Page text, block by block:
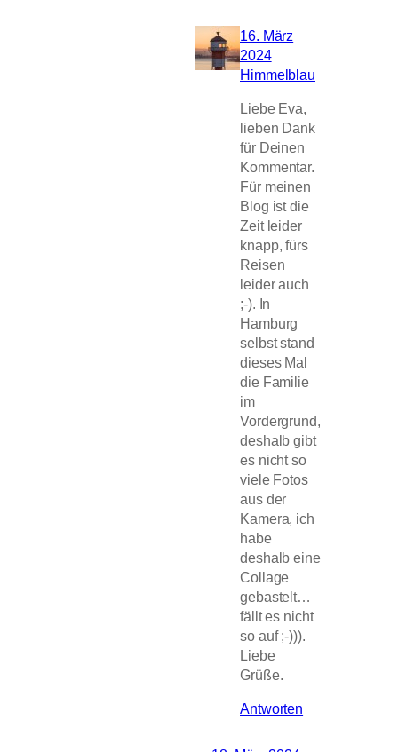
16. März
2024
Himmelblau
Liebe Eva,
lieben Dank
für Deinen
Kommentar.
Für meinen
Blog ist die
Zeit leider
knapp, fürs
Reisen
leider auch
;-). In
Hamburg
selbst stand
dieses Mal
die Familie
im
Vordergrund,
deshalb gibt
es nicht so
viele Fotos
aus der
Kamera, ich
habe
deshalb eine
Collage
gebastelt…
fällt es nicht
so auf ;-))).
Liebe
Grüße.
Antworten